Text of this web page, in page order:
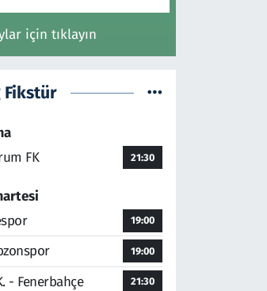
için tıklayın
Fikstür
FK
21:30
19:00
19:00
- Fenerbahçe 21:30